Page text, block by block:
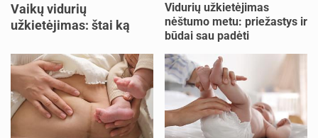
Vaikų vidurių
užkietėjimas: štai ką
Vidurių užkietėjimas
nėštumo metu: priežastys ir
būdai sau padėti